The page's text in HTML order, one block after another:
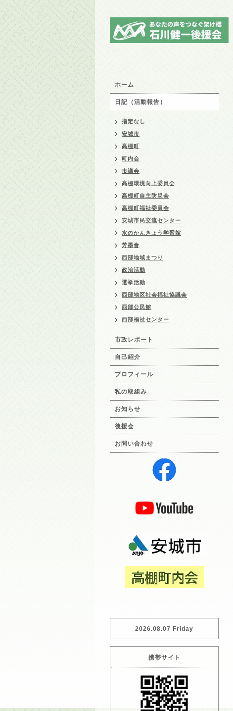
ホーム
日記（活動報告）
指定なし
安城市
高棚町
町内会
市議会
高棚環境向上委員会
高棚町自主防災会
高棚町福祉委員会
安城市民交流センター
水のかんきょう学習館
芳墨會
西部地域まつり
政治活動
選挙活動
西部地区社会福祉協議会
西部公民館
西部福祉センター
市政レポート
自己紹介
プロフィール
私の取組み
お知らせ
後援会
お問い合わせ
2026.08.07 Friday
携帯サイト